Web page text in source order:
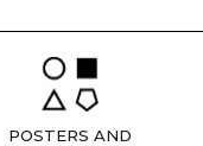
POSTERS AND